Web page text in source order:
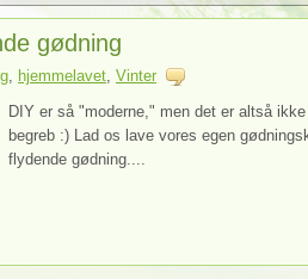
gødning
hjemmelavet Vinter
DIY er så "moderne," men det er altså
begreb :) Lad os lave vores egen
flydende gødning....